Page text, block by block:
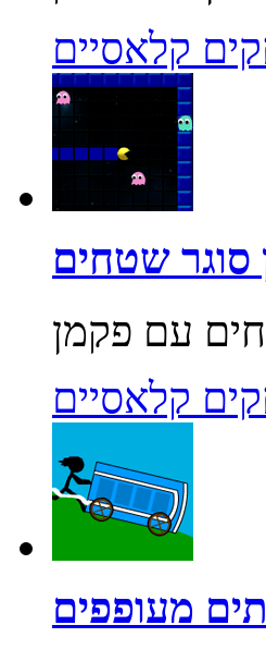
קלאסיים
סוגר שטחים
קלאסיים
מעופפים